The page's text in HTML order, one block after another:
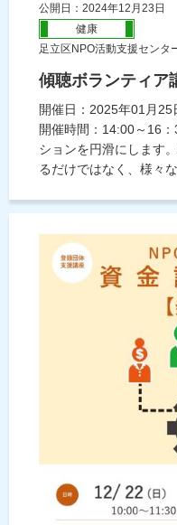
公開日：2024年12月23日
健康
足立区NPO活動支援センタ
傾聴ボランティア
開催日：2025年01月25
開催時間：14:00～16
ションを円滑にします
るだけではなく、様々な